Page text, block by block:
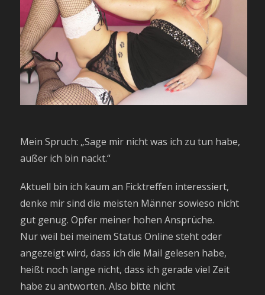
Mein Spruch: „Sage mir nicht was ich zu tun habe,
außer ich bin nackt.“
Aktuell bin ich kaum an Ficktreffen interessiert,
denke mir sind die meisten Männer sowieso nicht
gut genug. Opfer meiner hohen Ansprüche.
Nur weil bei meinem Status Online steht oder
angezeigt wird, dass ich die Mail gelesen habe,
heißt noch lange nicht, dass ich gerade viel Zeit
habe zu antworten. Also bitte nicht